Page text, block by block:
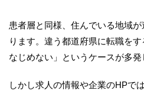
患者層と同様、住んでいる地域
ります。違う都道府県に転職を
なじめない」というケースが多発
しかし求人の情報や企業のHPで